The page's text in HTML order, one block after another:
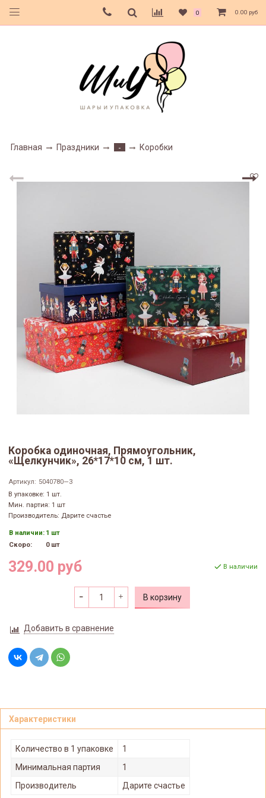
0 0.00 руб
Главная Праздники - Коробки
Коробка одиночная, Прямоугольник,
«Щелкунчик», 26*17*10 см, 1 шт.
Артикул: 5040780—3
В упаковке: 1 шт.
Мин. партия: 1 шт
Производитель: Дарите счастье
В наличии: 1 шт
Скоро:
0 шт
329.00 руб В наличии
В корзину
Добавить в сравнение
Характеристики
Количество в 1 упаковке
1
Минимальная партия
1
Производитель
Дарите счастье